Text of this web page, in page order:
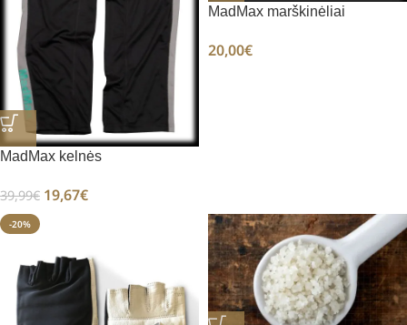
MadMax kelnės
39,99€ 19,67€
MadMax marškinėliai
20,00€
-20%